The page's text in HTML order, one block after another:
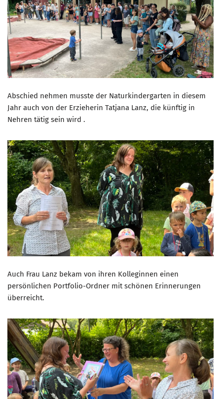
Abschied nehmen musste der Naturkindergarten in diesem
Jahr auch von der Erzieherin Tatjana Lanz, die künftig in
Nehren tätig sein wird .
Auch Frau Lanz bekam von ihren Kolleginnen einen
persönlichen Portfolio-Ordner mit schönen Erinnerungen
überreicht.